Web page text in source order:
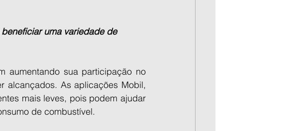
uma variedade de
aumentando sua participação no
alcançados. As aplicações Mobil,
mais leves, pois podem ajudar
de combustível.